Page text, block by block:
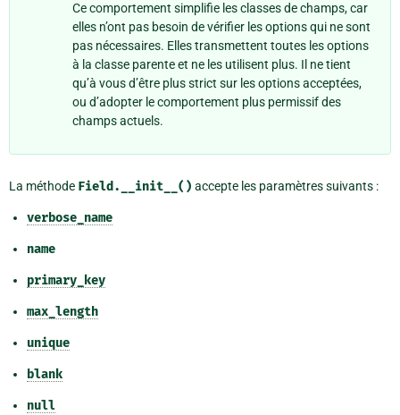
Ce comportement simplifie les classes de champs, car
elles n’ont pas besoin de vérifier les options qui ne sont
pas nécessaires. Elles transmettent toutes les options
à la classe parente et ne les utilisent plus. Il ne tient
qu’à vous d’être plus strict sur les options acceptées,
ou d’adopter le comportement plus permissif des
champs actuels.
La méthode Field.__init__() accepte les paramètres suivants :
verbose_name
name
primary_key
max_length
unique
blank
null